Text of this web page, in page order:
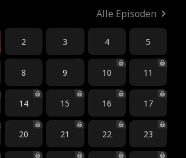
Alle Episoden
2 3 4 5
8 9 10 11
14 15 16 17
20 21 22 23